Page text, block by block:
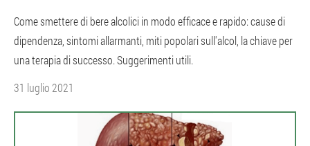
Come smettere di bere alcolici in modo efficace e rapido: cause di
dipendenza, sintomi allarmanti, miti popolari sull'alcol, la chiave per
una terapia di successo. Suggerimenti utili.
31 luglio 2021